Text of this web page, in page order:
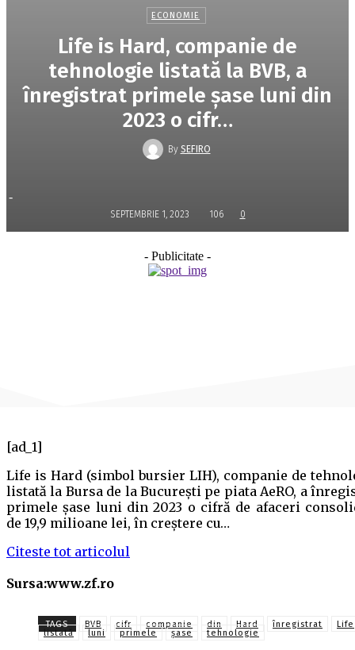
ECONOMIE
Life is Hard, companie de
tehnologie listată la BVB, a
înregistrat primele şase luni din
2023 o cifr…
By SEFIRO
-
SEPTEMBRIE 1, 2023 106 0
- Publicitate -
[ad_1]
Life is Hard (simbol bursier LIH), companie de
listată la Bursa de la Bucureşti pe piata AeRO, a
primele şase luni din 2023 o cifră de afaceri
de 19,9 milioane lei, în creştere cu…
Citeste tot articolul
Sursa:www.zf.ro
TAGS BVB cifr companie din Hard înregistrat
Life
listată
luni primele şase tehnologie